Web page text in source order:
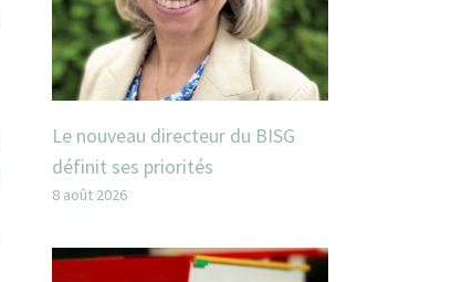
Le nouveau directeur du BISG
définit ses priorités
8 août 2026